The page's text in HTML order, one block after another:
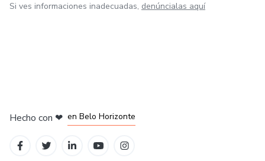
Si ves informaciones inadecuadas, denúncialas aquí
Hecho con ❤ en Belo Horizonte